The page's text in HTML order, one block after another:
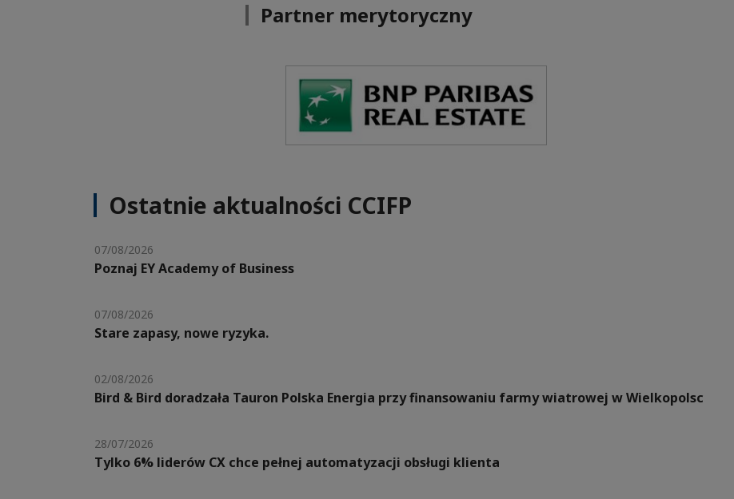
Partner merytoryczny
Ostatnie aktualności CCIFP
07/08/2026
Poznaj EY Academy of Business
07/08/2026
Stare zapasy, nowe ryzyka.
02/08/2026
Bird & Bird doradzała Tauron Polska Energia przy finansowaniu farmy wiatrowej w Wielkopolsc
28/07/2026
Tylko 6% liderów CX chce pełnej automatyzacji obsługi klienta